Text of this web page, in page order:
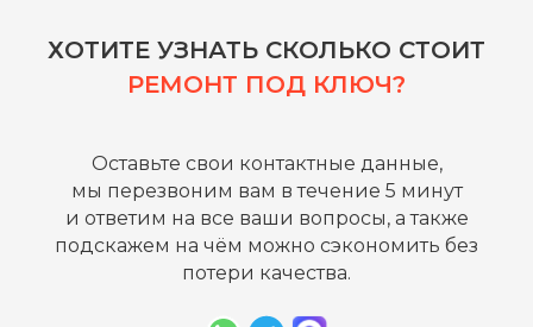
ХОТИТЕ УЗНАТЬ СКОЛЬКО СТОИТ
РЕМОНТ ПОД КЛЮЧ?
Оставьте свои контактные данные,
мы перезвоним вам в течение 5 минут
и ответим на все ваши вопросы, а также
подскажем на чём можно сэкономить без
потери качества.